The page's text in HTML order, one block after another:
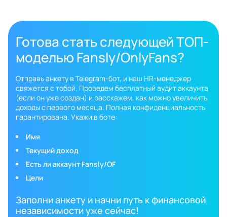
Готова стать следующей ТОП-
моделью Fansly/OnlyFans?
Отправь анкету в Telegram-бот, и наш HR-менеджер
свяжется с тобой. Проведем бесплатный аудит аккаунта
(если он уже создан) и расскажем, как можно увеличить
доходы с первого месяца. Полная конфиденциальность
гарантирована. Укажи в боте:
Имя
Текущий доход
Есть ли аккаунт Fansly/OF
Цели
Заполни анкету и начни путь к финансовой
независимости уже сейчас!